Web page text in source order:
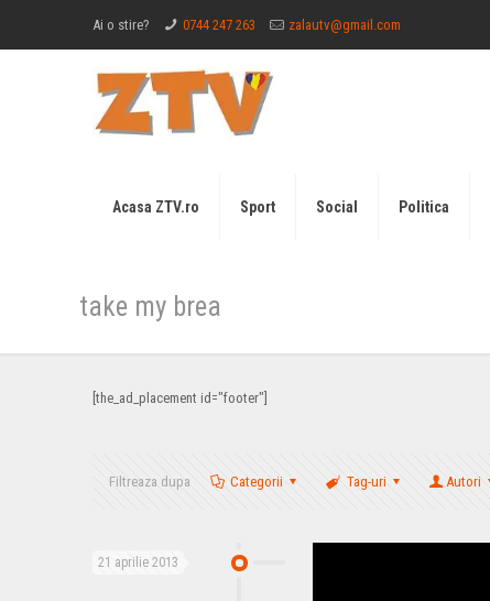
Ai o stire? 0744 247 263 zalautv@gmail.com
Acasa ZTV.ro Sport Social Politica
take my brea
[the_ad_placement id="footer"]
Filtreaza dupa Categorii Tag-uri Autori
21 aprilie 2013